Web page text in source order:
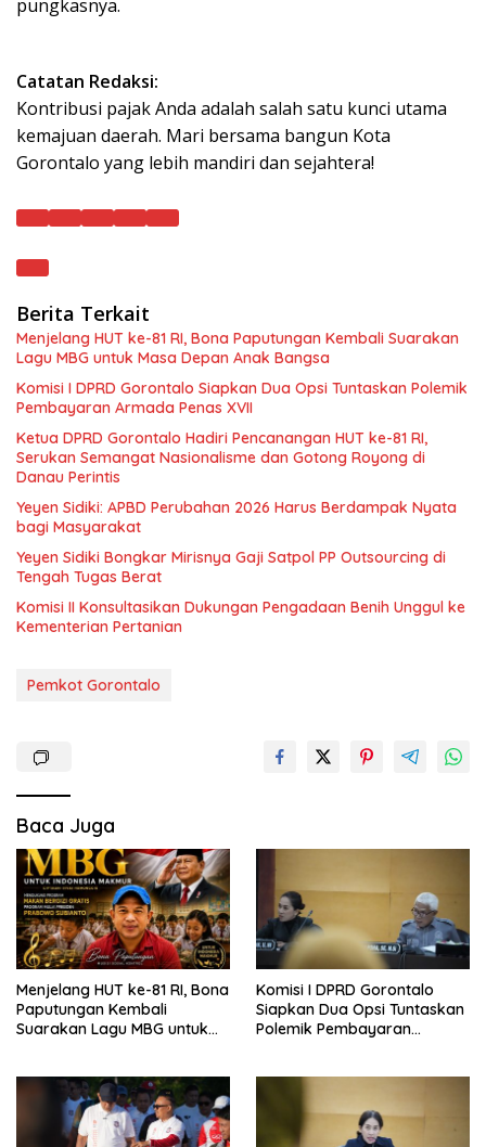
pungkasnya.
Catatan Redaksi:
Kontribusi pajak Anda adalah salah satu kunci utama
kemajuan daerah. Mari bersama bangun Kota
Gorontalo yang lebih mandiri dan sejahtera!
Berita Terkait
Menjelang HUT ke-81 RI, Bona Paputungan Kembali Suarakan
Lagu MBG untuk Masa Depan Anak Bangsa
Komisi I DPRD Gorontalo Siapkan Dua Opsi Tuntaskan Polemik
Pembayaran Armada Penas XVII
Ketua DPRD Gorontalo Hadiri Pencanangan HUT ke-81 RI,
Serukan Semangat Nasionalisme dan Gotong Royong di
Danau Perintis
Yeyen Sidiki: APBD Perubahan 2026 Harus Berdampak Nyata
bagi Masyarakat
Yeyen Sidiki Bongkar Mirisnya Gaji Satpol PP Outsourcing di
Tengah Tugas Berat
Komisi II Konsultasikan Dukungan Pengadaan Benih Unggul ke
Kementerian Pertanian
Pemkot Gorontalo
Baca Juga
Menjelang HUT ke-81 RI, Bona
Paputungan Kembali
Suarakan Lagu MBG untuk
Komisi I DPRD Gorontalo
Siapkan Dua Opsi Tuntaskan
Polemik Pembayaran